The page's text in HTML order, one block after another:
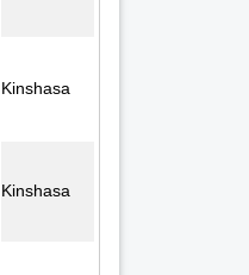
Kinshasa
Kinshasa